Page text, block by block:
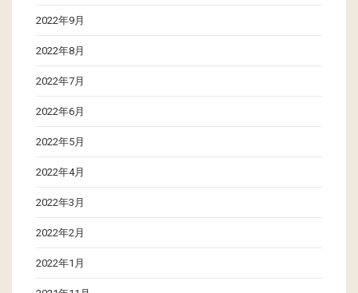
2022年9月
2022年8月
2022年7月
2022年6月
2022年5月
2022年4月
2022年3月
2022年2月
2022年1月